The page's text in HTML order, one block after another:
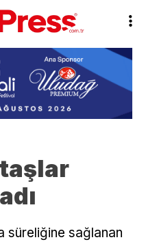
süreliğine sağlanan